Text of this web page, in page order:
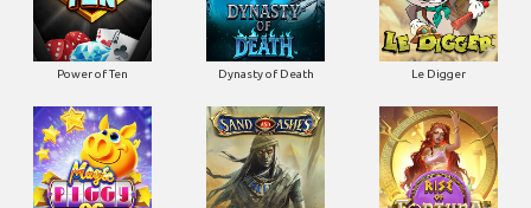
Power of Ten Dynasty of Death Le Digger